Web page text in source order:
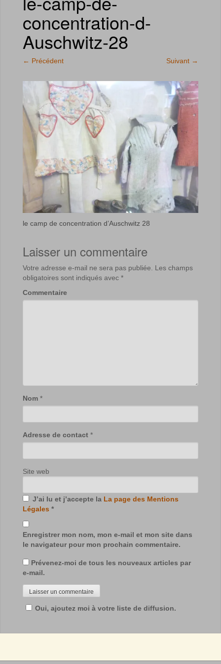
concentration-d-
Auschwitz-28
← Précédent Suivant →
le camp de concentration d’Auschwitz 28
Laisser un commentaire
Votre adresse e-mail ne sera pas publiée. Les champs
obligatoires sont indiqués avec *
Commentaire
Nom *
Adresse de contact *
Site web
J’ai lu et j’accepte la La page des Mentions
Légales *
Enregistrer mon nom, mon e-mail et mon site dans
le navigateur pour mon prochain commentaire.
Prévenez-moi de tous les nouveaux articles par
e-mail.
Oui, ajoutez moi à votre liste de diffusion.